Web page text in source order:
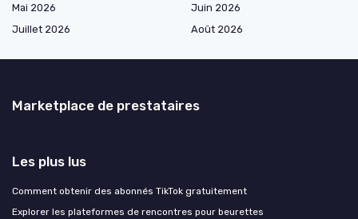
Mai 2026
Juin 2026
Juillet 2026
Août 2026
Marketplace de prestataires
Les plus lus
Comment obtenir des abonnés TikTok gratuitement
Explorer les plateformes de rencontres pour beurettes